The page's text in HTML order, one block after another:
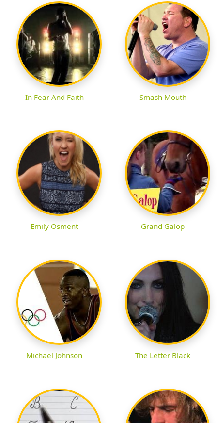
In Fear And Faith Smash Mouth
Emily Osment Grand Galop
Michael Johnson The Letter Black